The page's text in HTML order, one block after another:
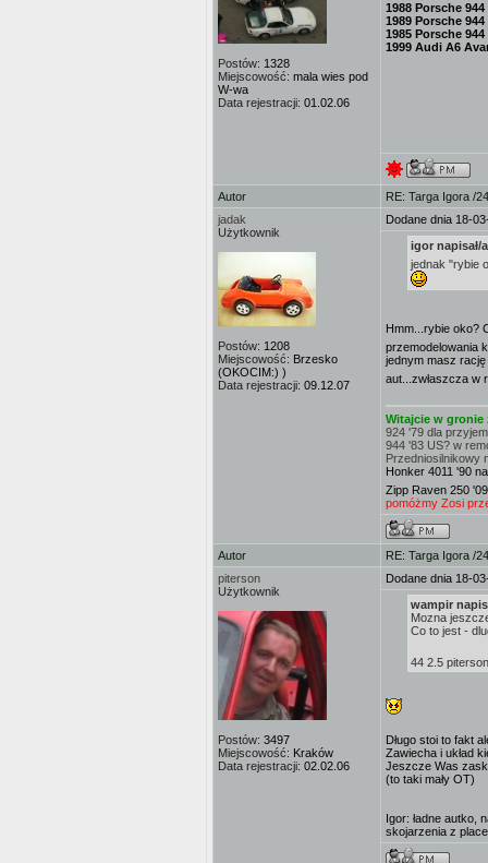
Postów: 1328
Miejscowość: mala wies pod
W-wa
Data rejestracji: 01.02.06
1988 Porsche 944
1989 Porsche
1985 Porsche 944
1999 Audi A6
Autor
RE: Targa Igora /
jadak
Użytkownik
Postów: 1208
Miejscowość: Brzesko
(OKOCIM:) )
Data rejestracji: 09.12.07
Dodane dnia 18-
igor napisał/
jednak "rybie
Hmm...rybie oko?
przemodelowania
jednym masz
aut...zwłaszcza w
Witajcie w
924 '79 dla
944 '83 US? w
Przedniosilnikowy
Honker 4011 '90
Zipp Raven 250
pomóżmy Zosi
Autor
RE: Targa Igora /
piterson
Użytkownik
Postów: 3497
Miejscowość: Kraków
Data rejestracji: 02.02.06
Dodane dnia 18-
wampir
Mozna
Co to jest -
44 2.5
Długo stoi to fakt
Zawiecha i układ
Jeszcze Was
(to taki mały OT)
Igor: ładne autko,
skojarzenia z